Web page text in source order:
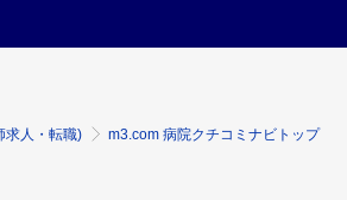
求人・転職)
m3.com 病院クチコミナビトップ